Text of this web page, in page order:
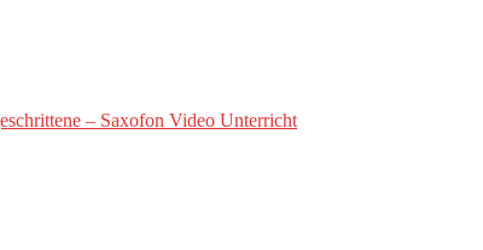
– Saxofon Video Unterricht